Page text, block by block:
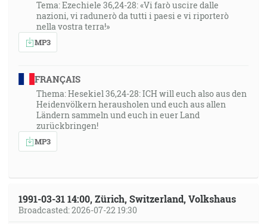
Tema: Ezechiele 36,24-28: «Vi farò uscire dalle
nazioni, vi radunerò da tutti i paesi e vi riporterò
nella vostra terra!»
MP3
FRANÇAIS
Thema: Hesekiel 36,24-28: ICH will euch also aus den
Heidenvölkern herausholen und euch aus allen
Ländern sammeln und euch in euer Land
zurückbringen!
MP3
1991-03-31 14:00, Zürich, Switzerland, Volkshaus
Broadcasted: 2026-07-22 19:30